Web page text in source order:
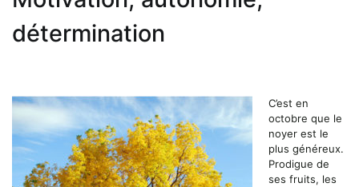
détermination
C’est en
octobre que le
noyer est le
plus généreux.
Prodigue de
ses fruits, les